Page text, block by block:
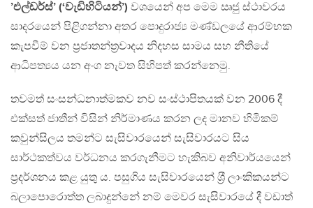
’එල්ඩර්ස්’ (‘වැඩිහිටියන්’) වශයෙන් අප මෙම ඍජු ස්ථාවරය
සාදරයෙන් පිළිගන්නා අතර පොදුරාජ්‍ය මණ්ඩලයේ ආරම්භක
කැපවීම් වන ප‍්‍රජාතන්ත‍්‍රවාදය නිදහස සාමය සහ නීතියේ
ආධිපත්‍යය යන අංග නැවත සිහිපත් කරන්නෙමු.
තවමත් සංසන්ධනාත්මකව නව සංස්ථාපිතයක් වන 2006 දී
එක්සත් ජාතීන් විසින් නිර්මාණය කරන ලද මානව හිමිකම්
කවුන්සිලය තමන්ට සැසිවාරයෙන් සැසිවාරයට සිය
සාර්ථකත්වය වර්ධනය කරගැනීමට හැකිබව අනිවාර්යයෙන්
ප‍්‍රදර්ශනය කළ යුතු ය. පසුගිය සැසිවාරයෙන් ශ‍්‍රී ලාංකිකයන්ට
බලාපොරොත්ත ලබාදුන්නේ නම් මෙවර සැසිවාරයේ දී වඩාත්